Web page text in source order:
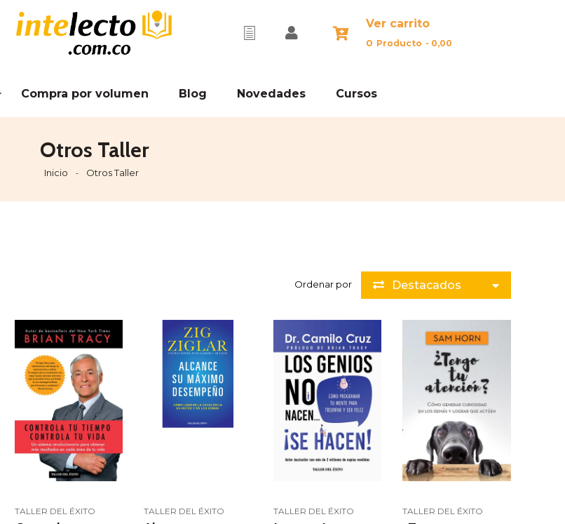
Ver carrito
0 Producto - 0,00
Compra por volumen Blog Novedades Cursos
Otros Taller
Inicio - Otros Taller
Ordenar por Destacados
TALLER DEL ÉXITO TALLER DEL ÉXITO TALLER DEL ÉXITO TALLER DEL ÉXITO